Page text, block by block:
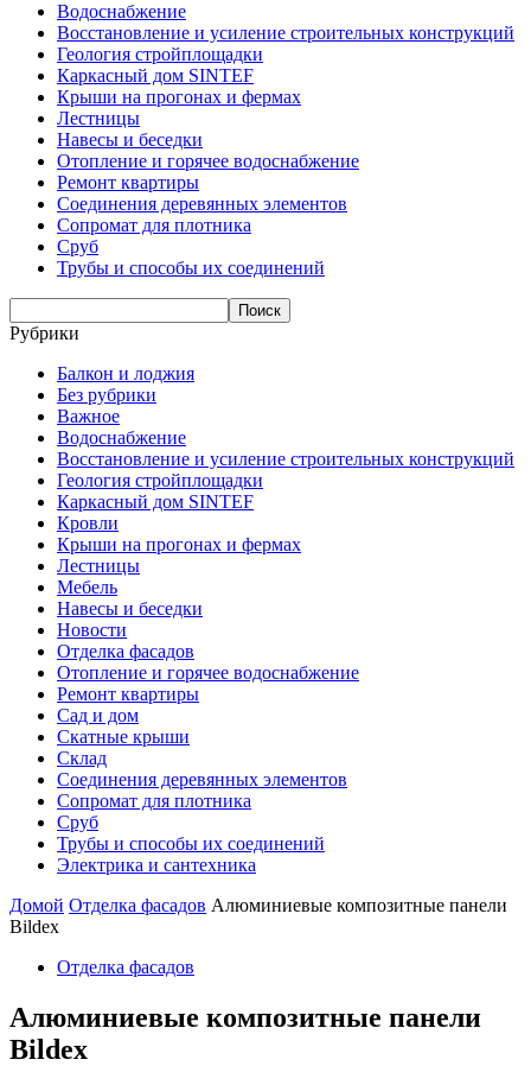
Водоснабжение
Восстановление и усиление строительных конструкций
Геология стройплощадки
Каркасный дом SINTEF
Крыши на прогонах и фермах
Лестницы
Навесы и беседки
Отопление и горячее водоснабжение
Ремонт квартиры
Соединения деревянных элементов
Сопромат для плотника
Сруб
Трубы и способы их соединений
Рубрики
Балкон и лоджия
Без рубрики
Важное
Водоснабжение
Восстановление и усиление строительных конструкций
Геология стройплощадки
Каркасный дом SINTEF
Кровли
Крыши на прогонах и фермах
Лестницы
Мебель
Навесы и беседки
Новости
Отделка фасадов
Отопление и горячее водоснабжение
Ремонт квартиры
Сад и дом
Скатные крыши
Склад
Соединения деревянных элементов
Сопромат для плотника
Сруб
Трубы и способы их соединений
Электрика и сантехника
Домой Отделка фасадов Алюминиевые композитные панели
Bildex
Отделка фасадов
Алюминиевые композитные панели
Bildex